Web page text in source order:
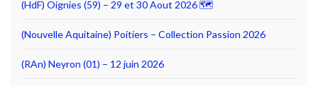
(HdF) Oignies (59) – 29 et 30 Aout 2026 🗺
(Nouvelle Aquitaine) Poitiers – Collection Passion 2026
(RAn) Neyron (01) – 12 juin 2026